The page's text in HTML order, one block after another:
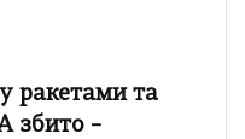
ракетами та
збито –